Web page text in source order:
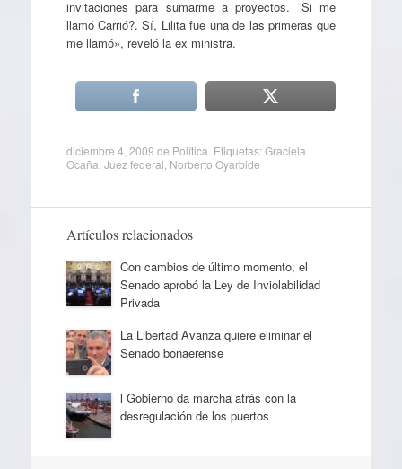
invitaciones para sumarme a proyectos. ¨Si me
llamó Carrió?. Sí, Lilita fue una de las primeras que
me llamó», reveló la ex ministra.
diciembre 4, 2009 de Política . Etiquetas:Graciela
Ocaña Juez federal Norberto Oyarbide
Artículos relacionados
Con cambios de último momento, el
Senado aprobó la Ley de Inviolabilidad
Privada
La Libertad Avanza quiere eliminar el
Senado bonaerense
l Gobierno da marcha atrás con la
desregulación de los puertos